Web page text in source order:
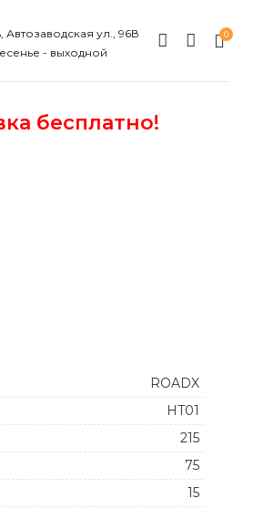
ул., 96В
- выходной
0
бесплатно!
ROADX
HT01
215
75
15